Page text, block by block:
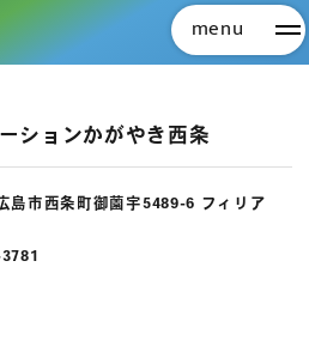
menu メ
ションかがやき西条
島市西条町御薗宇5489-6 フィリア